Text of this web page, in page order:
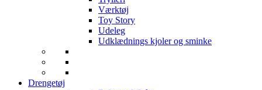
Værktøj
Toy Story
Udeleg
Udklædnings kjoler og sminke
Drengetøj